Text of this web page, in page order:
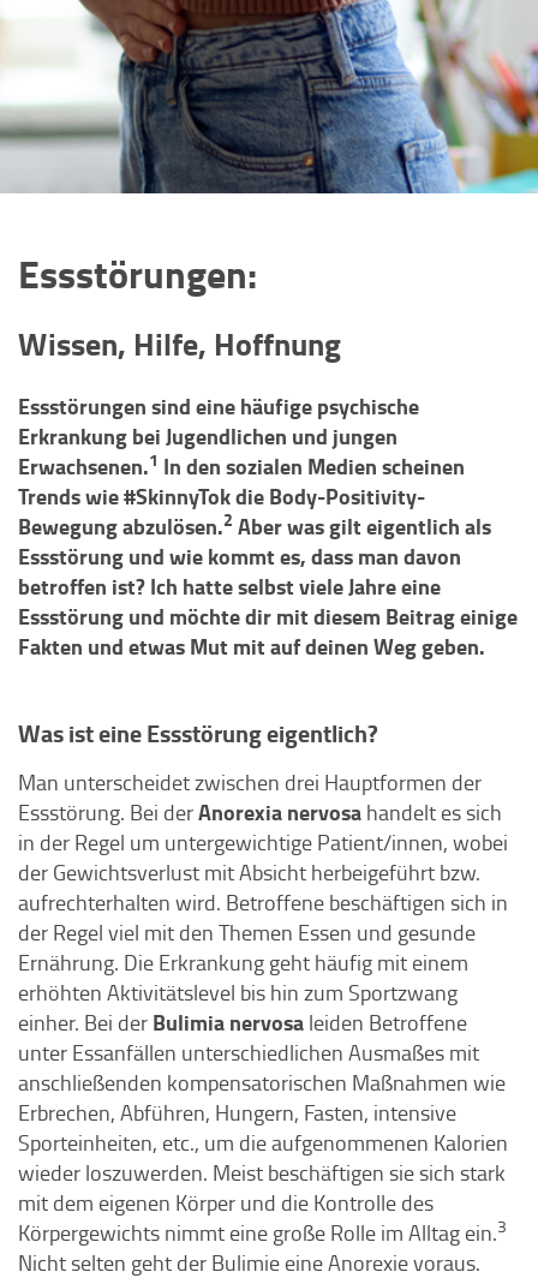
Essstörungen:
Wissen, Hilfe, Hoffnung
Essstörungen sind eine häufige psychische
Erkrankung bei Jugendlichen und jungen
Erwachsenen.1 In den sozialen Medien scheinen
Trends wie #SkinnyTok die Body-Positivity-
Bewegung abzulösen.2 Aber was gilt eigentlich als
Essstörung und wie kommt es, dass man davon
betroffen ist? Ich hatte selbst viele Jahre eine
Essstörung und möchte dir mit diesem Beitrag einige
Fakten und etwas Mut mit auf deinen Weg geben.
Was ist eine Essstörung eigentlich?
Man unterscheidet zwischen drei Hauptformen der
Essstörung. Bei derAnorexia nervosa handelt es sich
in der Regel um untergewichtige Patient/innen, wobei
der Gewichtsverlust mit Absicht herbeigeführt bzw.
aufrechterhalten wird. Betroffene beschäftigen sich in
der Regel viel mit den Themen Essen und gesunde
Ernährung. Die Erkrankung geht häufig mit einem
erhöhten Aktivitätslevel bis hin zum Sportzwang
einher. Bei der Bulimia nervosa leiden Betroffene
unter Essanfällen unterschiedlichen Ausmaßes mit
anschließenden kompensatorischen Maßnahmen wie
Erbrechen, Abführen, Hungern, Fasten, intensive
Sporteinheiten, etc., um die aufgenommenen Kalorien
wieder loszuwerden. Meist beschäftigen sie sich stark
mit dem eigenen Körper und die Kontrolle des
Körpergewichts nimmt eine große Rolle im Alltag ein.3
Nicht selten geht der Bulimie eine Anorexie voraus.